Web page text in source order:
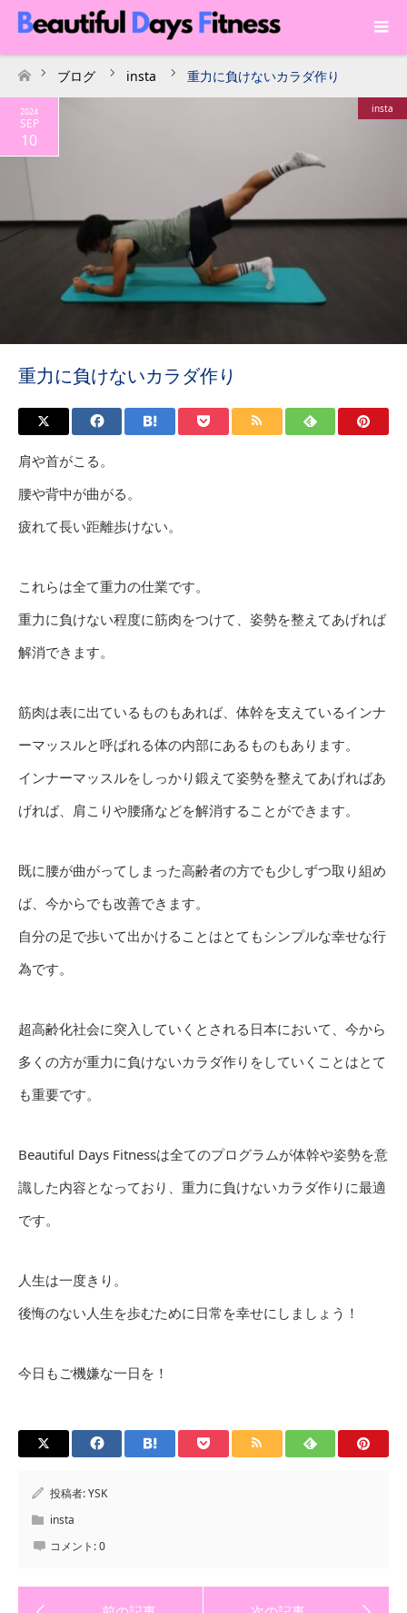
ホーム
ブログ insta 重力に負けないカラダ作り
2024
SEP
10
insta
重力に負けないカラダ作り
肩や首がこる。
腰や背中が曲がる。
疲れて長い距離歩けない。
これらは全て重力の仕業です。
重力に負けない程度に筋肉をつけて、姿勢を整えてあげれば
解消できます。
筋肉は表に出ているものもあれば、体幹を支えているインナ
ーマッスルと呼ばれる体の内部にあるものもあります。
インナーマッスルをしっかり鍛えて姿勢を整えてあげればあ
げれば、肩こりや腰痛などを解消することができます。
既に腰が曲がってしまった高齢者の方でも少しずつ取り組め
ば、今からでも改善できます。
自分の足で歩いて出かけることはとてもシンプルな幸せな行
為です。
超高齢化社会に突入していくとされる日本において、今から
多くの方が重力に負けないカラダ作りをしていくことはとて
も重要です。
Beautiful Days Fitnessは全てのプログラムが体幹や姿勢を意
識した内容となっており、重力に負けないカラダ作りに最適
です。
人生は一度きり。
後悔のない人生を歩むために日常を幸せにしましょう！
今日もご機嫌な一日を！
投稿者:YSK
insta
コメント:0